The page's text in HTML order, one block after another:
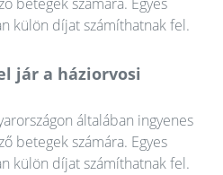
külön díjat számíthatnak fel.
jár a háziorvosi
általában ingyenes
betegek számára. Egyes
külön díjat számíthatnak fel.